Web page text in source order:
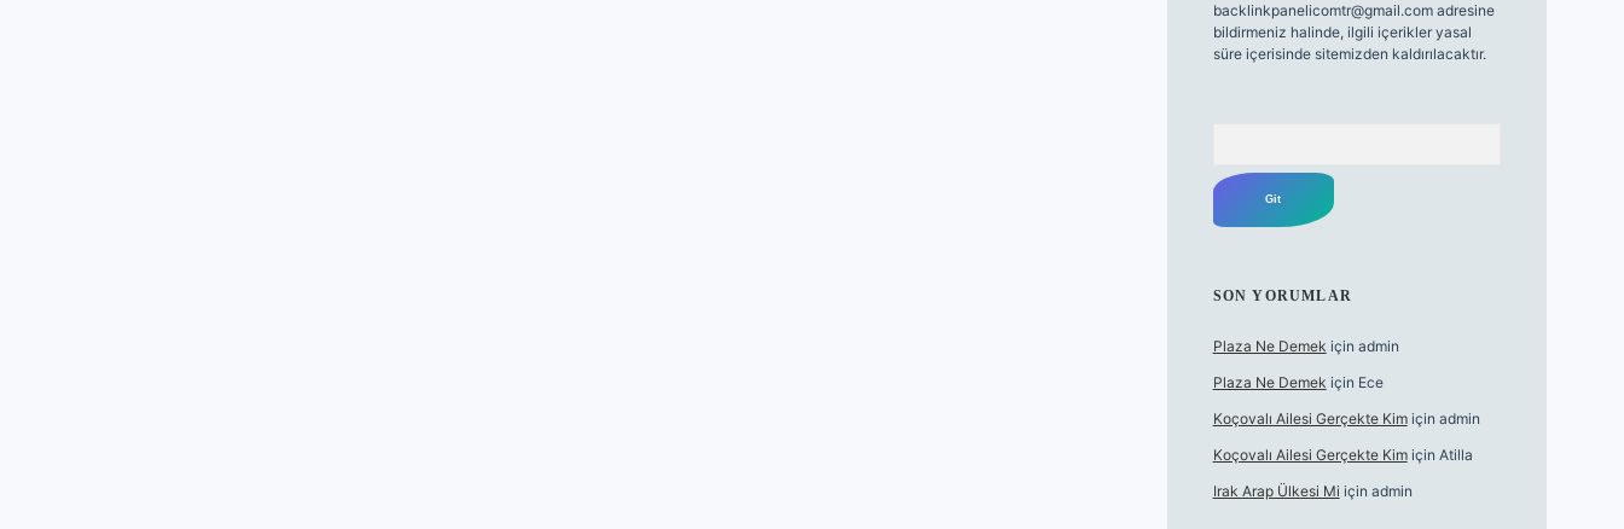
backlinkpanelicomtr@gmail.comadresine
bildirmeniz halinde, ilgili içerikler yasal
süre içerisinde sitemizden kaldırılacaktır.
SON YORUMLAR
Plaza Ne Demek için admin
Plaza Ne Demek için Ece
Koçovalı Ailesi Gerçekte Kimiçin admin
Koçovalı Ailesi Gerçekte Kimiçin Atilla
Irak Arap Ülkesi Mi için admin